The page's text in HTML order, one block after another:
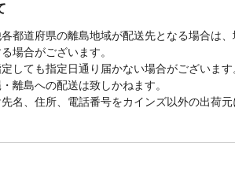
都道府県の離島地域が配送先となる場合は
場合がございます。
しても指定日通り届かない場合がございます
離島への配送は致しかねます。
名、住所、電話番号をカインズ以外の出荷